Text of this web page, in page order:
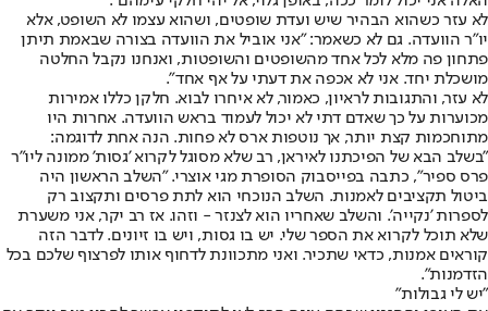
לא עזר כשהוא הבהיר שיש ועדת שופטים, ושהוא עצמו לא השופט, אלא
יו"ר הוועדה. גם לא כשאמר: "אני אוביל את הוועדה בצורה שבאמת תיתן
פתחון פה מלא לכל אחד מהשופטים והשופטות, ואנחנו נקבל החלטה
מושכלת יחד. אני לא אכפה את דעתי על אף אחד".
לא עזר, והתגובות לראיון, כאמור, לא איחרו לבוא. חלקן כללו אמירות
מכוערות על כך שאדם דתי לא יכול לעמוד בראש הוועדה. אחרות היו
מתוחכמות קצת יותר, אך נוטפות ארס לא פחות. הנה אחת לדוגמה:
"בשלב הבא של הפיכתנו לאיראן, רב שלא מסוגל לקרוא 'גסות' ממונה ליו"ר
פרס ספיר", כתבה בפייסבוק הסופרת מגי אוצרי. "השלב הראשון היה
ביטול תקציבים לאמנות. השלב הנוכחי הוא לתת פרסים ותקצוב רק
לספרות 'נקייה'. והשלב שאחריו הוא לצנזר - וזהו. אז רב יקר, אני משערת
שלא תוכל לקרוא את הספר שלי. יש בו גסות, ויש בו זיונים. לדבר הזה
קוראים אמנות, כדאי שתכיר. ואני מתכוונת לדחוף אותו לפרצוף שלכם בכל
הזדמנות".
"יש לי גבולות"